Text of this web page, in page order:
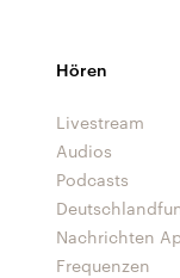
Hören
Livestream
Audios
Podcasts
Nachrichten
Frequenzen